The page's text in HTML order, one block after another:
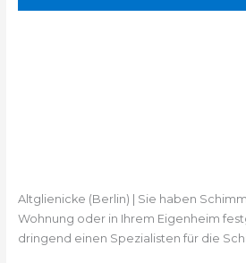
Altglienicke (Berlin) | Sie haben
Wohnung oder in Ihrem Eigenheim
dringend einen Spezialisten für die